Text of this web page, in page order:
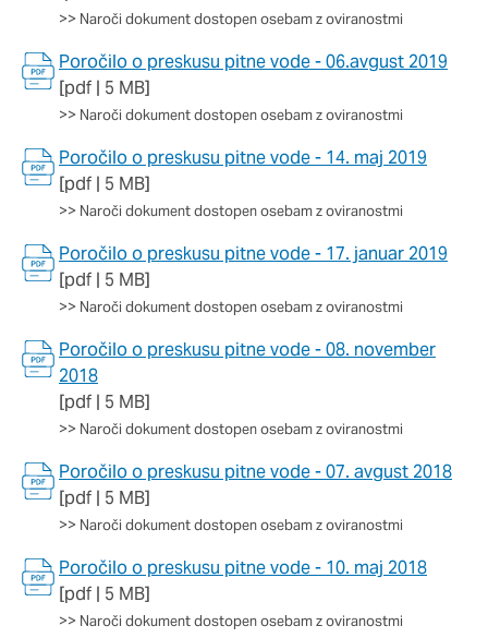
>> Naroči dokument dostopen osebam z oviranostmi
Poročilo o preskusu pitne vode - 06.avgust 2019
[pdf | 5 MB]
>> Naroči dokument dostopen osebam z oviranostmi
Poročilo o preskusu pitne vode - 14. maj 2019
[pdf | 5 MB]
>> Naroči dokument dostopen osebam z oviranostmi
Poročilo o preskusu pitne vode - 17. januar 2019
[pdf | 5 MB]
>> Naroči dokument dostopen osebam z oviranostmi
Poročilo o preskusu pitne vode - 08. november
2018
[pdf | 5 MB]
>> Naroči dokument dostopen osebam z oviranostmi
Poročilo o preskusu pitne vode - 07. avgust 2018
[pdf | 5 MB]
>> Naroči dokument dostopen osebam z oviranostmi
Poročilo o preskusu pitne vode - 10. maj 2018
[pdf | 5 MB]
>> Naroči dokument dostopen osebam z oviranostmi
Ti piškotki so nujni za delovanje spletnega mesta, zato jih v
samo kot odziv na vaša dejanja, ki vodijo do storitvenih zahtev,
na primer nastavitev zasebnosti, prijava ali izpolnjevanje
obrazcev. Na voljo imate nastavitev, da brskalnik blokira te
spletnega mesta ne bodo delovali.
Piškotki za učinkovitost delovanja
S temi piškotki štejemo obiske in izvor prometa, da lahko
merimo in izboljšamo učinkovitost delovanja našega spletnega
mesta. Z njimi prepoznamo, katera mesta so najbolj in najmanj
priljubljena, in opazujemo, kako se obiskovalci pomikajo po
anonimni. Če uporabo teh piškotkov zavrnete, ne bomo vedeli,
kdaj ste obiskali naše spletno mesto.
Piškotki za ciljno usmerjenost
Te piškotke nastavijo naši oglaševalski partnerji. Partnerska
oglaševalska podjetja jih lahko uporabljajo za izdelavo profila
vaših interesov, ki ga nato uporabijo za prikazovanje ustreznih
oglasov na drugih spletnih mestih. Pri delu uporabljajo
edinstveno prepoznavanje vašega brskalnika in naprave. Če
zavrnete uporabo teh piškotkov, ne boste deležni našega
ciljnega spletnega oglaševanja.